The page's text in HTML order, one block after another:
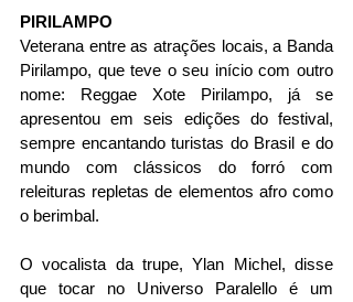
PIRILAMPO
Veterana entre as atrações locais, a Banda
Pirilampo, que teve o seu início com outro
nome: Reggae Xote Pirilampo, já se
apresentou em seis edições do festival,
sempre encantando turistas do Brasil e do
mundo com clássicos do forró com
releituras repletas de elementos afro como
o berimbal.
O vocalista da trupe, Ylan Michel, disse
que tocar no Universo Paralello é um